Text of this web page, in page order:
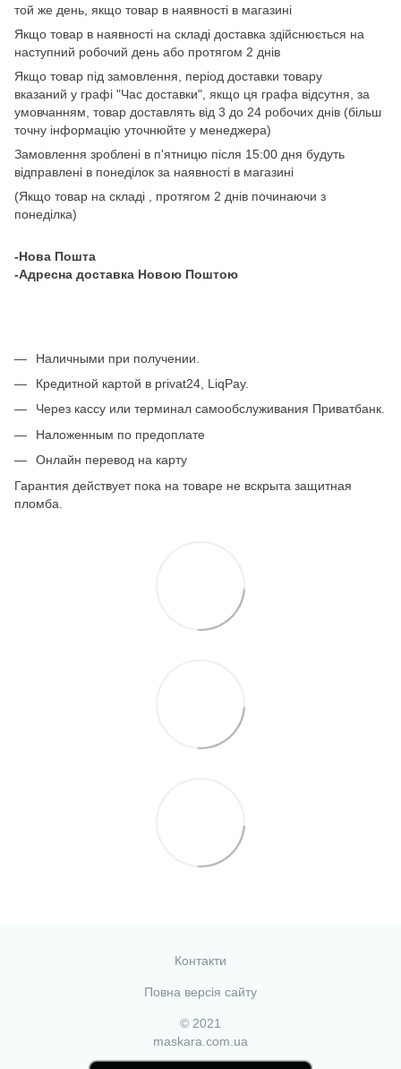
той же день, якщо товар в наявності в магазині
Якщо товар в наявності на складі доставка здійснюється на
наступний робочий день або протягом 2 днів
Якщо товар під замовлення, період доставки товару
вказаний у графі "Час доставки", якщо ця графа відсутня, за
умовчанням, товар доставлять від 3 до 24 робочих днів (більш
точну інформацію уточнюйте у менеджера)
Замовлення зроблені в п'ятницю після 15:00 дня будуть
відправлені в понеділок за наявності в магазині
(Якщо товар на складі , протягом 2 днів починаючи з
понеділка)
-Нова Пошта
-Адресна доставка Новою Поштою
Наличными при получении.
Кредитной картой в privat24, LiqPay.
Через кассу или терминал самообслуживания Приватбанк.
Наложенным по предоплате
Онлайн перевод на карту
Гарантия действует пока на товаре не вскрыта защитная
пломба.
Контакти
Повна версія сайту
© 2021
maskara.com.ua